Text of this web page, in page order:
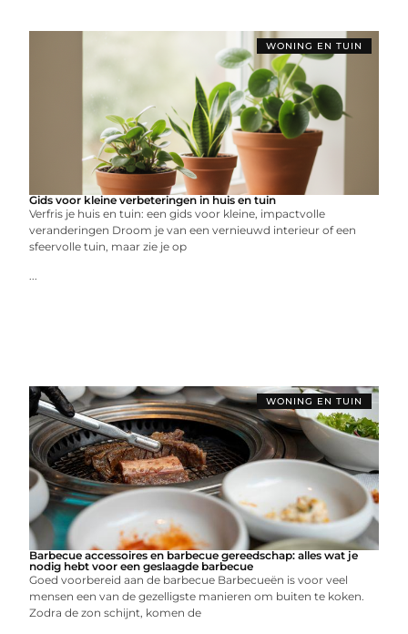
WONING EN TUIN
Gids voor kleine verbeteringen in huis en tuin
Verfris je huis en tuin: een gids voor kleine, impactvolle
veranderingen Droom je van een vernieuwd interieur of een
sfeervolle tuin, maar zie je op
...
WONING EN TUIN
Barbecue accessoires en barbecue gereedschap: alles wat je
nodig hebt voor een geslaagde barbecue
Goed voorbereid aan de barbecue Barbecueën is voor veel
mensen een van de gezelligste manieren om buiten te koken.
Zodra de zon schijnt, komen de